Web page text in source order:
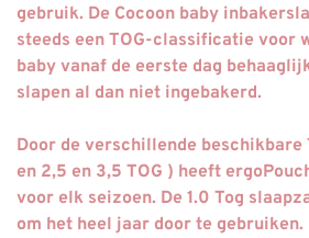
gebruik. De Cocoon baby
steeds een TOG-classificatie voor
baby vanaf de eerste dag
slapen al dan niet ingebakerd.
Door de verschillende beschikbare
en 2,5 en 3,5 TOG ) heeft
voor elk seizoen. De 1.0 Tog
om het heel jaar door te gebruiken.